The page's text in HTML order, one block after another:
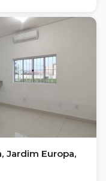
Jardim Europa,